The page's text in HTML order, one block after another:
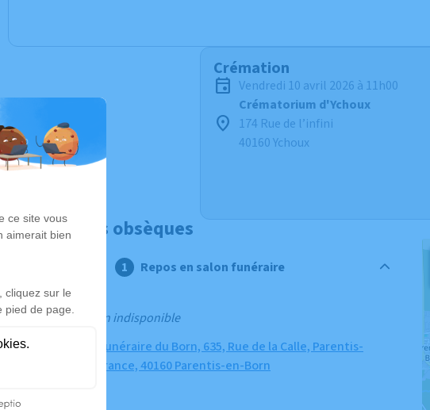
Crémation
vendredi 10 avril 2026 à 11h00
Crématorium d'Ychoux
174 Rue de l’infini
40160 Ychoux
Déroulé des obsèques
Repos en salon funéraire
Information indisponible
Chambre Funéraire du Born, 635, Rue de la Calle, Parentis-
en-Born, France, 40160 Parentis-en-Born